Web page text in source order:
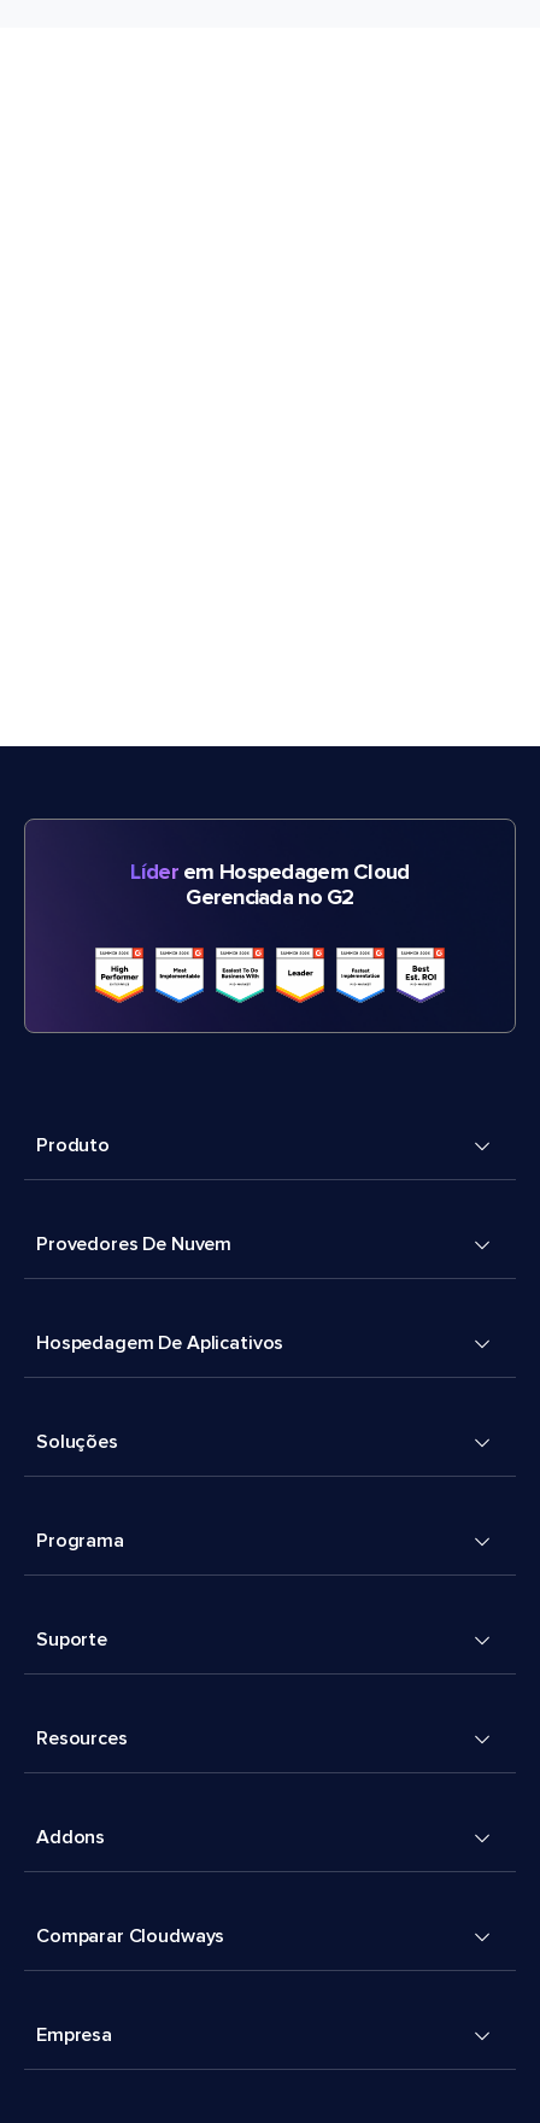
Líderem Hospedagem Cloud
Gerenciada no G2
Produto
Provedores De Nuvem
Hospedagem De Aplicativos
Soluções
Programa
Suporte
Resources
Addons
Comparar Cloudways
Empresa